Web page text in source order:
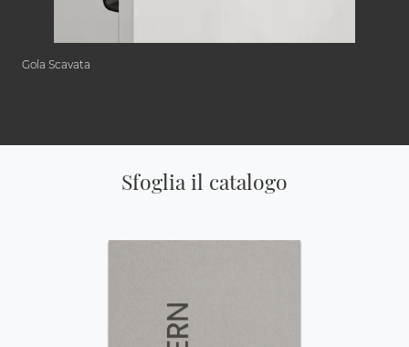
Gola Scavata
Sfoglia il catalogo